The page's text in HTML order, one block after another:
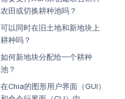
农田或切换耕种池吗？
可以同时在旧土地和新地块上
耕种吗？
如何新地块分配给一个耕种
池？
在Chia的图形用户界面（GUI）